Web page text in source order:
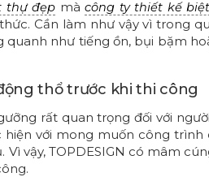
thự đẹp màcông ty thiết kế
Cần làm như vậy vì trong
quanh như tiếng ồn, bụi bặm
thổ trước khi thi công
rất quan trọng đối với
hiện với mong muốn công
Vì vậy, TOPDESIGN có mâm